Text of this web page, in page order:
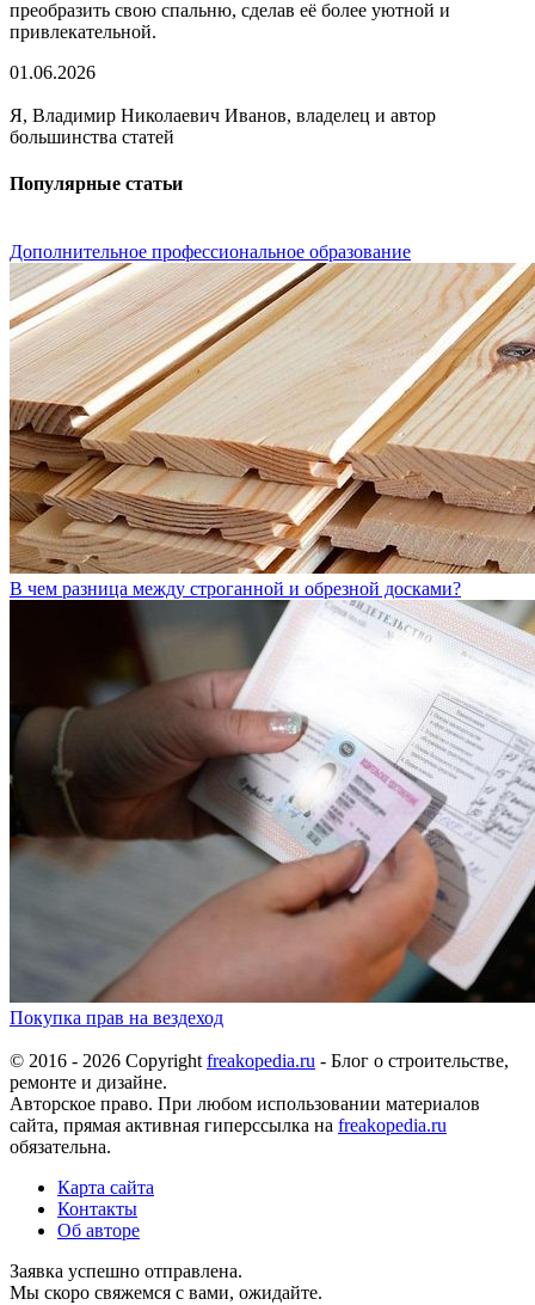
преобразить свою спальню, сделав её более уютной и
привлекательной.
01.06.2026
Я, Владимир Николаевич Иванов, владелец и автор
большинства статей
Популярные статьи
Дополнительное профессиональное образование
В чем разница между строганной и обрезной досками?
Покупка прав на вездеход
© 2016 - 2026 Copyrightfreakopedia.ru - Блог о строительстве,
ремонте и дизайне.
Авторское право. При любом использовании материалов
сайта, прямая активная гиперссылка на freakopedia.ru
обязательна.
Карта сайта
Контакты
Об авторе
Заявка успешно отправлена.
Мы скоро свяжемся с вами, ожидайте.